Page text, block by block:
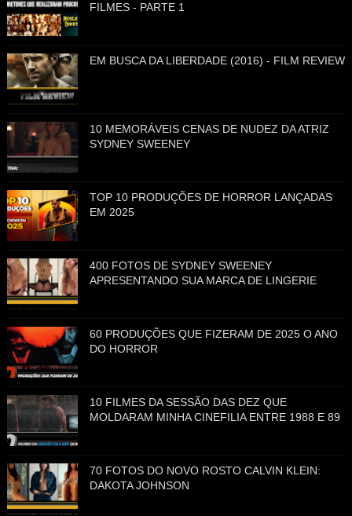
FILMES - PARTE 1
EM BUSCA DA LIBERDADE (2016) - FILM REVIEW
10 MEMORÁVEIS CENAS DE NUDEZ DA ATRIZ
SYDNEY SWEENEY
TOP 10 PRODUÇÕES DE HORROR LANÇADAS
EM 2025
400 FOTOS DE SYDNEY SWEENEY
APRESENTANDO SUA MARCA DE LINGERIE
60 PRODUÇÕES QUE FIZERAM DE 2025 O ANO
DO HORROR
10 FILMES DA SESSÃO DAS DEZ QUE
MOLDARAM MINHA CINEFILIA ENTRE 1988 E 89
70 FOTOS DO NOVO ROSTO CALVIN KLEIN:
DAKOTA JOHNSON